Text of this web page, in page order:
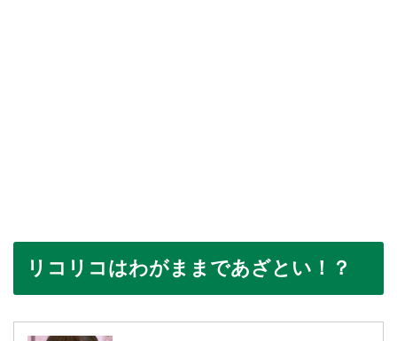
リコリコはわがままであざとい！？